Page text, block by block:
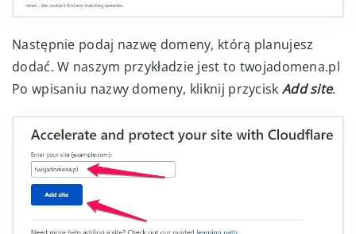
Następnie podaj nazwę domeny, którą planujesz
dodać. W naszym przykładzie jest to twojadomena.pl
Po wpisaniu nazwy domeny, kliknij przycisk Add site.